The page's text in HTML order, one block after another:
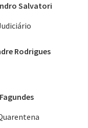
Salvatori
Rodrigues